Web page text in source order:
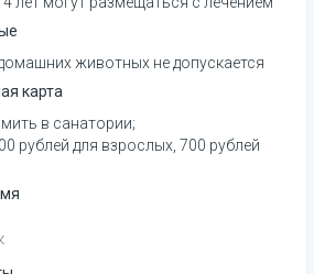
животных не допускается
карта
в санатории;
рублей для взрослых, 700 рублей